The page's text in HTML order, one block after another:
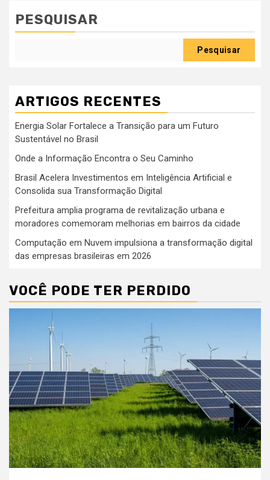
conteúdos
PESQUISAR
Pesquisar
ARTIGOS RECENTES
Energia Solar Fortalece a Transição para um Futuro
Sustentável no Brasil
Onde a Informação Encontra o Seu Caminho
Brasil Acelera Investimentos em Inteligência Artificial e
Consolida sua Transformação Digital
Prefeitura amplia programa de revitalização urbana e
moradores comemoram melhorias em bairros da cidade
Computação em Nuvem impulsiona a transformação digital
das empresas brasileiras em 2026
VOCÊ PODE TER PERDIDO